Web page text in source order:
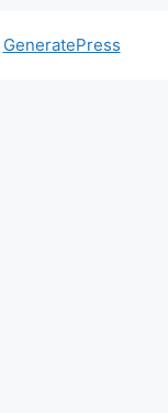
GeneratePress